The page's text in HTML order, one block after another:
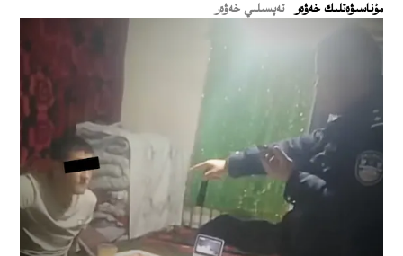
ﻣﯘﻧﺎﺳﯩﯟﻩﺗﻠﯩﻚ ﺧﻪﯞﻩﺭ تەپسىلىي خەۋەر